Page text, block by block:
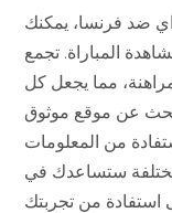
ضد فرنسا، يمكنك
المباراة. تجمع
مما يجعل كل
تبحث عن موقع موثوق
من المعلومات
ستساعدك في